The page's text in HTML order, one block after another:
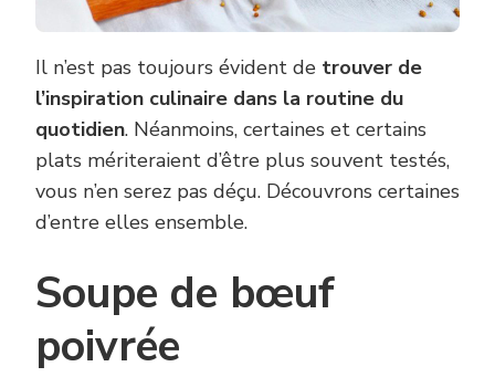
Il n’est pas toujours évident de trouver de
l’inspiration culinaire dans la routine du
quotidien. Néanmoins, certaines et certains
plats mériteraient d’être plus souvent testés,
vous n’en serez pas déçu. Découvrons certaines
d’entre elles ensemble.
Soupe de bœuf
poivrée